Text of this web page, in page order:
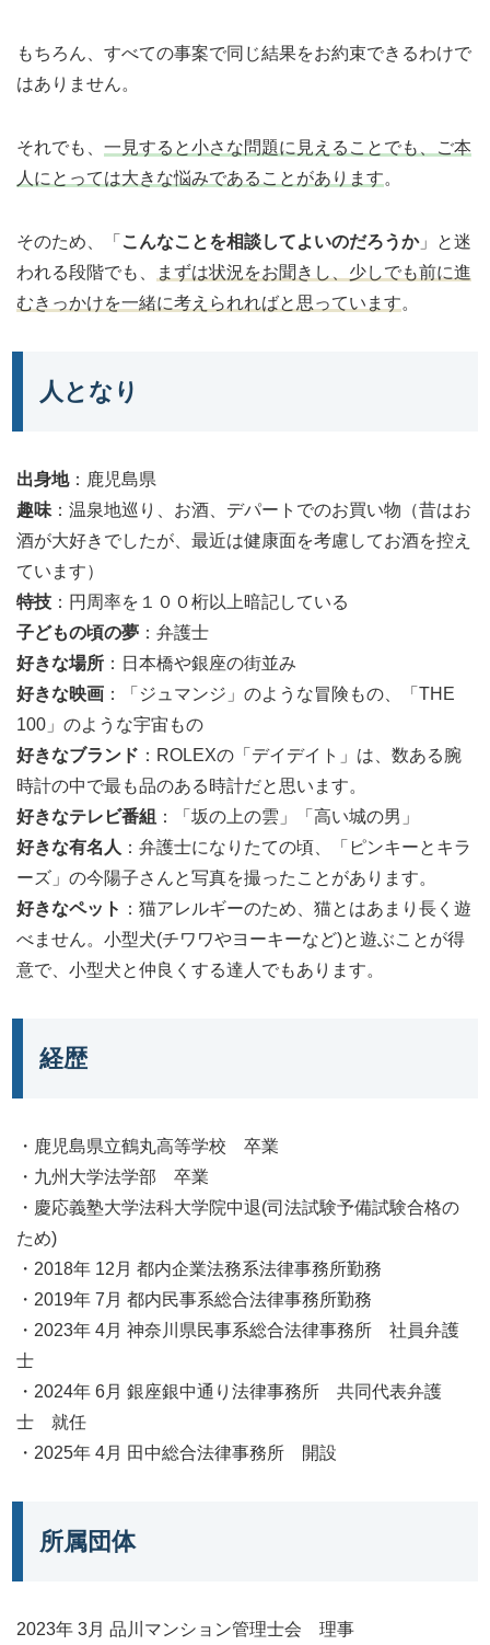
もちろん、すべての事案で同じ結果をお約束できるわけで
はありません。
それでも、一見すると小さな問題に見えることでも、ご本
人にとっては大きな悩みであることがあります。
そのため、「 こんなことを相談してよいのだろうか」と迷
われる段階でも、
まずは状況をお聞きし、少しでも前に進
むきっかけを一緒に考えられればと思っています。
人となり
出身地：鹿児島県
趣味 ：温泉地巡り、お酒、デパートでのお買い物（昔はお
酒が大好きでしたが、最近は健康面を考慮してお酒を控え
ています）
特技 ：円周率を１００桁以上暗記している
子どもの頃の夢 ：弁護士
好きな場所 ：日本橋や銀座の街並み
好きな映画 ：「ジュマンジ」のような冒険もの、「THE
100」のような宇宙もの
好きなブランド ：ROLEXの「デイデイト」は、数ある腕
時計の中で最も品のある時計だと思います。
好きなテレビ番組 ：「坂の上の雲」「高い城の男」
好きな有名人 ：弁護士になりたての頃、「ピンキーとキラ
ーズ」の今陽子さんと写真を撮ったことがあります。
好きなペット ：猫アレルギーのため、猫とはあまり長く遊
べません。小型犬(チワワやヨーキーなど)と遊ぶことが得
意で、小型犬と仲良くする達人でもあります。
経歴
・鹿児島県立鶴丸高等学校 卒業
・九州大学法学部 卒業
・慶応義塾大学法科大学院中退(司法試験予備試験合格の
ため)
・2018年 12月 都内企業法務系法律事務所勤務
・2019年 7月 都内民事系総合法律事務所勤務
・2023年 4月 神奈川県民事系総合法律事務所 社員弁護
士
・2024年 6月 銀座銀中通り法律事務所 共同代表弁護
士 就任
・2025年 4月 田中総合法律事務所 開設
所属団体
2023年 3月 品川マンション管理士会 理事